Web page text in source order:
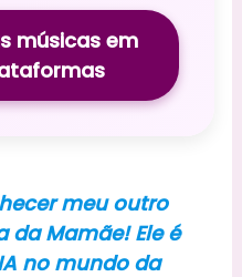
músicas em
meu outro
da Mamãe! Ele é
no mundo da